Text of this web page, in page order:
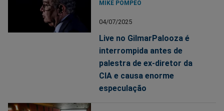
MIKE POMPEO
04/07/2025
Live no GilmarPalooza é
interrompida antes de
palestra de ex-diretor da
CIA e causa enorme
especulação